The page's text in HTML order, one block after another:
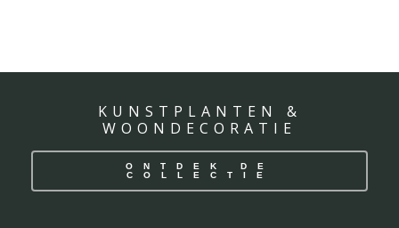
KUNSTPLANTEN &
WOONDECORATIE
ONTDEK DE
COLLECTIE